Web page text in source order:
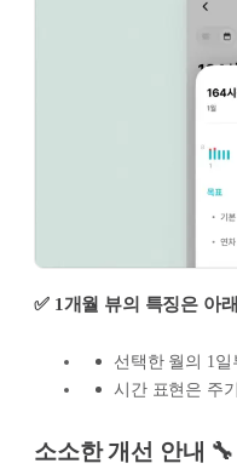
✅ 1개월 뷰의 특징은 아
선택한 월의 1
시간 표현은 주
소소한 개선 안내 🔧